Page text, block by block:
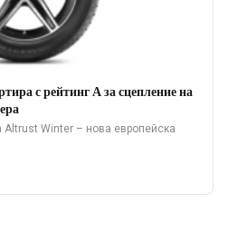
с рейтинг А за сцепление на
Altrust Winter – нова европейска